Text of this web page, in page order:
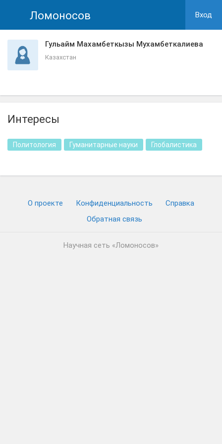
Ломоносов Вход
Гульайм Махамбеткызы Мухамбеткалиева
Казахстан
Интересы
Политология Гуманитарные науки Глобалистика
О проекте Конфиденциальность
Cправка
Обратная связь
Научная сеть «Ломоносов»